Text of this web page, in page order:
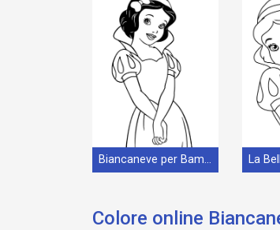
Biancaneve per Bambini di 1 Anno
Colore online